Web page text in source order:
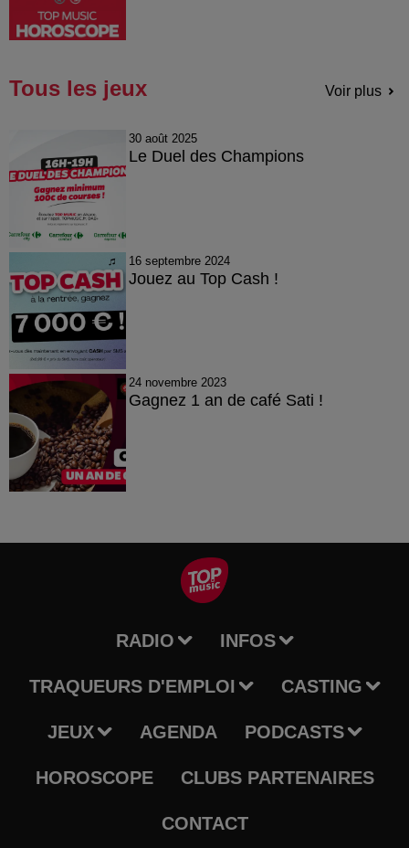
Tous les jeux Voir plus
30 août 2025
Le Duel des Champions
16 septembre 2024
Jouez au Top Cash !
24 novembre 2023
Gagnez 1 an de café Sati !
RADIO INFOS
TRAQUEURS D'EMPLOI CASTING
JEUX AGENDA PODCASTS
HOROSCOPE CLUBS PARTENAIRES
CONTACT